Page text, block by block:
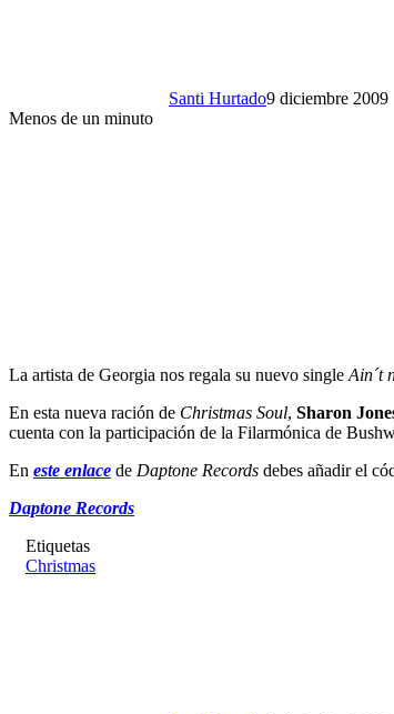
Santi Hurtado9 diciembre 2009
Menos de un minuto
La artista de Georgia nos regala su nuevo single Ain´t
En esta nueva ración de Christmas Soul, Sharon
cuenta con la participación de la Filarmónica de
En este enlace de Daptone Records debes añadir el
Daptone Records
Etiquetas
Christmas